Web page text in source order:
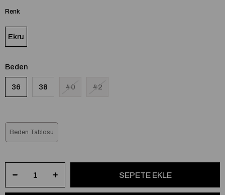
Renk
Ekru
Beden
36 38 40 42
Beden Tablosu